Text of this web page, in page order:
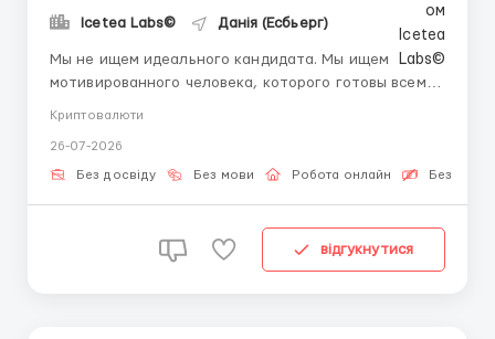
Icetea Labs© Данія (Есбьерг)
Мы не ищем идеального кандидата. Мы ищем
мотивированного человека, которого готовы всему
возможность. Рост рынка: Объём торгов на
криптовалютных биржах растёт каждый квартал.
Криптовалюти
26-07-2026
Без досвіду Без мови Робота онлайн
відгукнутися